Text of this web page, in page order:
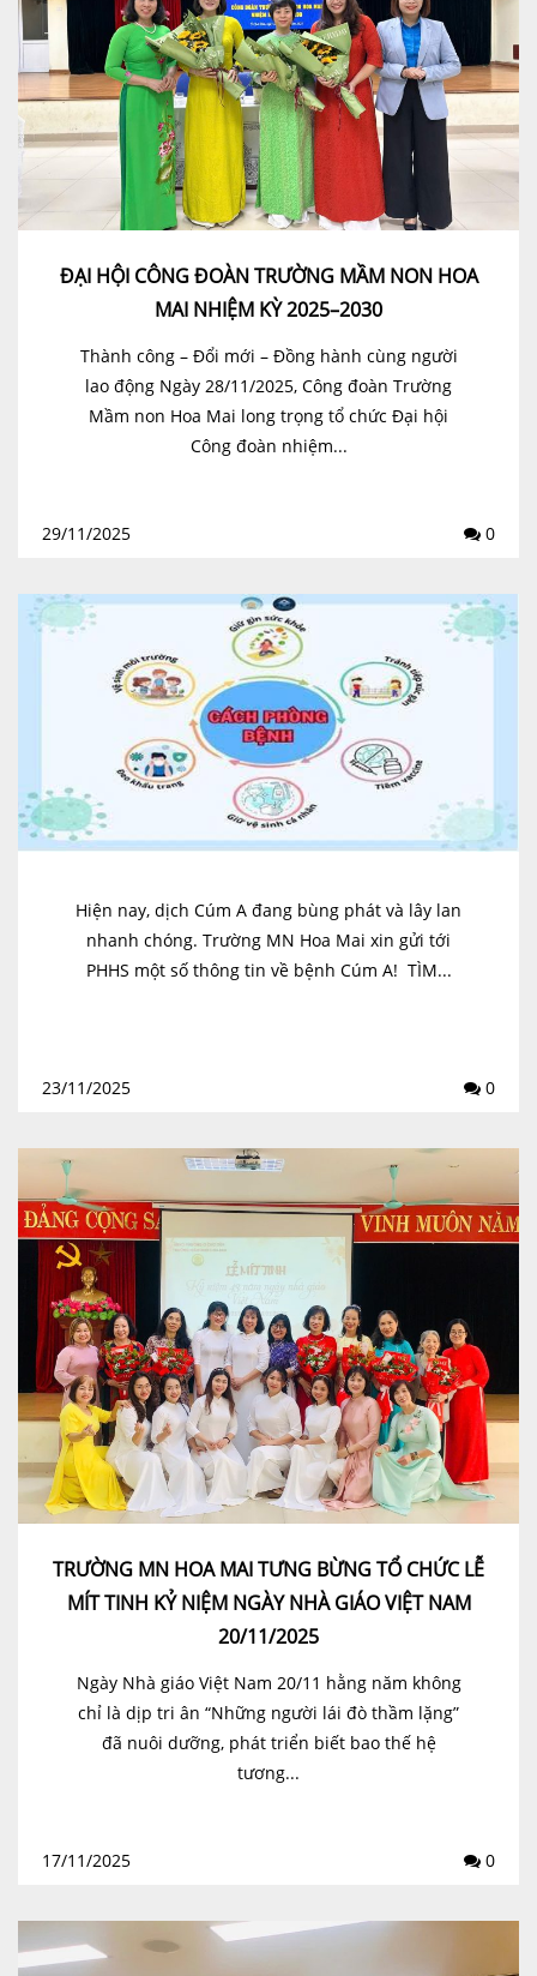
ĐẠI HỘI CÔNG ĐOÀN TRƯỜNG MẦM NON HOA
MAI NHIỆM KỲ 2025–2030
Thành công – Đổi mới – Đồng hành cùng người
lao động Ngày 28/11/2025, Công đoàn Trường
Mầm non Hoa Mai long trọng tổ chức Đại hội
Công đoàn nhiệm...
29/11/2025 0
Hiện nay, dịch Cúm A đang bùng phát và lây lan
nhanh chóng. Trường MN Hoa Mai xin gửi tới
PHHS một số thông tin về bệnh Cúm A! TÌM...
23/11/2025 0
TRƯỜNG MN HOA MAI TƯNG BỪNG TỔ CHỨC LỄ
MÍT TINH KỶ NIỆM NGÀY NHÀ GIÁO VIỆT NAM
20/11/2025
Ngày Nhà giáo Việt Nam 20/11 hằng năm không
chỉ là dịp tri ân “Những người lái đò thầm lặng”
đã nuôi dưỡng, phát triển biết bao thế hệ
tương...
17/11/2025 0